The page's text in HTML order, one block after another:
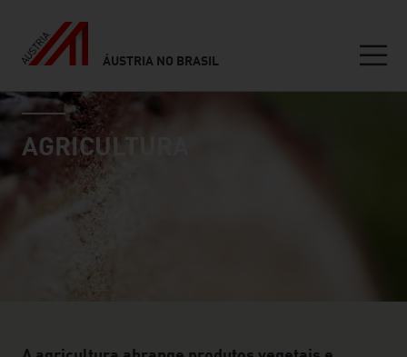
ÁUSTRIA NO BRASIL
Inhalt
industry page
AGRICULTURA